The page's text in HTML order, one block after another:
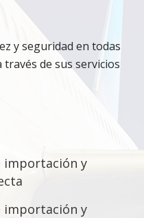
y seguridad en todas
de sus servicios
importación y
importación y